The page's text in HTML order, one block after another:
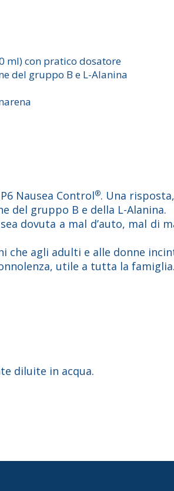
ml) con pratico dosatore
del gruppo B e L-Alanina
Nausea Control®. Una
del gruppo B e della L-Alanina.
dovuta a mal d’auto, mal di
che agli adulti e alle donne
utile a tutta la famiglia.
diluite in acqua.